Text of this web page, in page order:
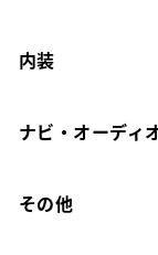
内装
ナビ・オーディ
その他